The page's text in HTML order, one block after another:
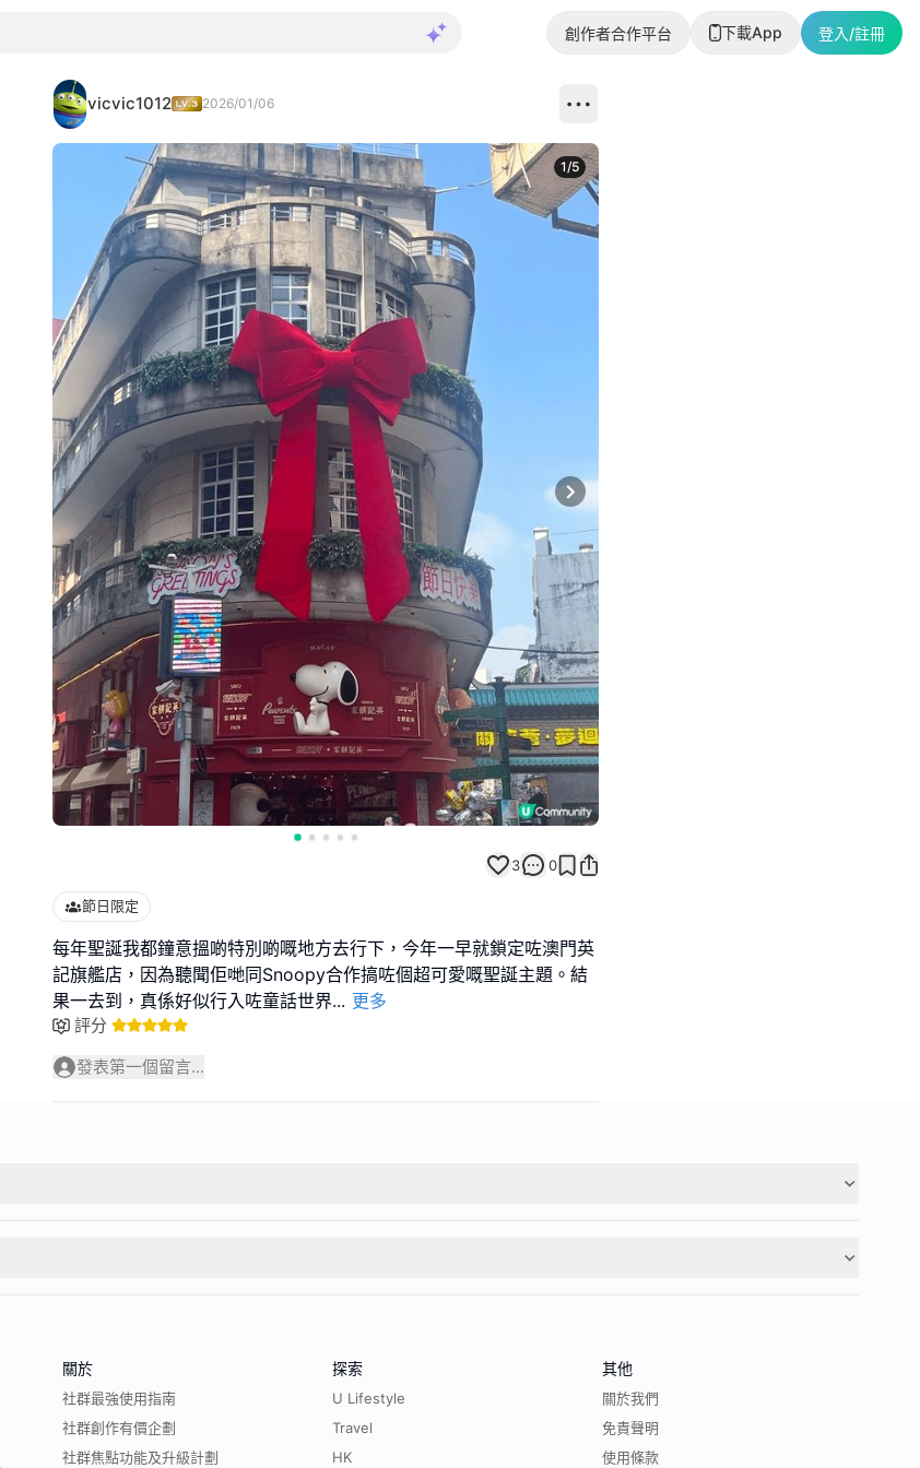
創作者合作平台 下載App 登入/註冊
vicvic1012 2026/01/06
Next slide
1/5
3 0
節日限定
每年聖誕我都鐘意搵啲特別啲嘅地方去行下，今年一早就鎖定咗澳門英
記旗艦店，因為聽聞佢哋同Snoopy合作搞咗個超可愛嘅聖誕主題。結
果一去到，真係好似行入咗童話世界... 更多
評分
發表第一個留言...
關於
社群最強使用指南
社群創作有價企劃
社群焦點功能及升級計劃
探索
U Lifestyle
Travel
HK
其他
關於我們
免責聲明
使用條款